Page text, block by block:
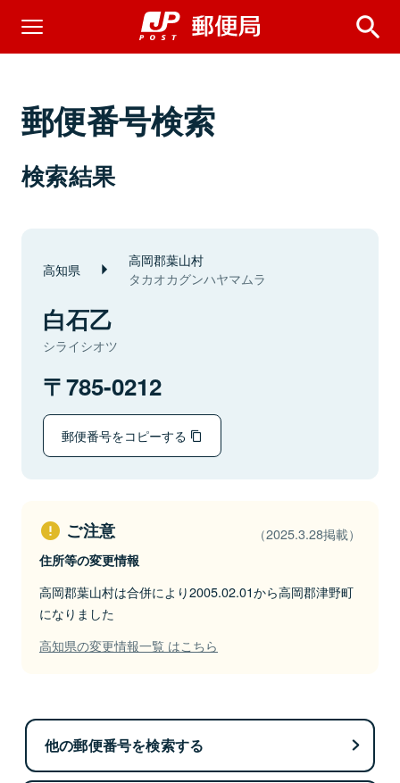
郵便番号検索
検索結果
高知県 高岡郡葉山村
タカオカグンハヤマムラ
白石乙
シライシオツ
785-0212
郵便番号をコピーする
ご注意 （2025.3.28掲載）
住所等の変更情報
高岡郡葉山村は合併により2005.02.01から高岡郡津野町
になりました
高知県の変更情報一覧 はこちら
他の郵便番号を検索する